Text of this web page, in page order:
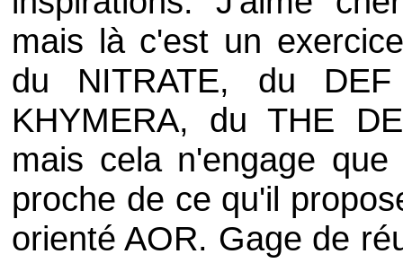
mais là c'est un
du NITRATE, du
KHYMERA, duTHE
mais cela n'engage
proche de ce qu'il
orienté AOR. Gage de